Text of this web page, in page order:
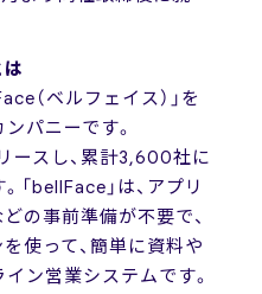
（ベルフェイス）」を
パニーです。
スし、累計3,600社に
「bellFace」は、アプリ
の事前準備が不要で、
使って、簡単に資料や
ン営業システムです。